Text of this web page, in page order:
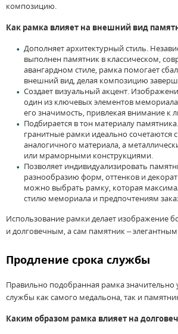
композицию.
Как рамка влияет на внешний вид
Дополняет архитектурный стиль.
выполнен памятник в классическом,
авангардном стиле, рамка помогает
внешний вид, делая композицию
Создает визуальный акцент.
один из ключевых элементов
его значимость, привлекая внимание к
Подбирается в тон материалу
гранитные рамки идеально сочетаются
аналогичного материала, а
или мраморными конструкциями.
Позволяет индивидуализировать
разнообразию форм, оттенков и
можно выбрать рамку, которая
стилю мемориала и предпочтениям
Использование рамки делает изображение
и долговечным, а сам памятник –
Продление срока службы
Правильно подобранная рамка значительно
службы как самого медальона, так и
Каким образом рамка влияет на